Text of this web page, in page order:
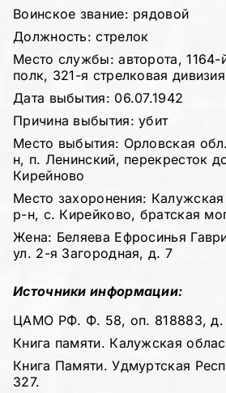
Воинское звание: рядовой
Должность: стрелок
Место службы: авторота, 1164-
полк, 321-я стрелковая дивизия
Дата выбытия: 06.07.1942
Причина выбытия: убит
Место выбытия: Орловская
н, п. Ленинский, перекресток
Кирейново
Место захоронения:
р-н, с. Кирейково, братская
Жена: Беляева Ефросинья
ул. 2-я Загородная, д. 7
Источники информации:
ЦАМО РФ. Ф. 58, оп. 818883, д.
Книга памяти. Калужская
Книга Памяти. Удмуртская
327.